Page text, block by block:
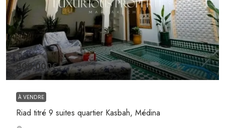
800,000€
À VENDRE
Riad titré 9 suites quartier Kasbah, Médina